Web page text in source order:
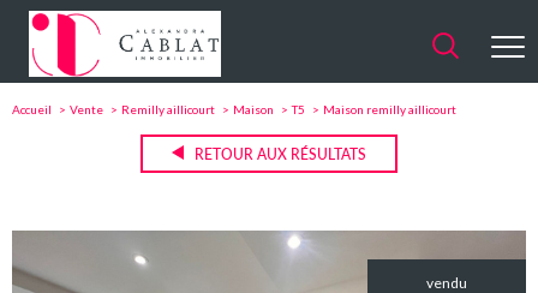
Accueil Vente Remilly aillicourt Maison T5 Maison remilly aillicourt
RETOUR AUX RÉSULTATS
vendu